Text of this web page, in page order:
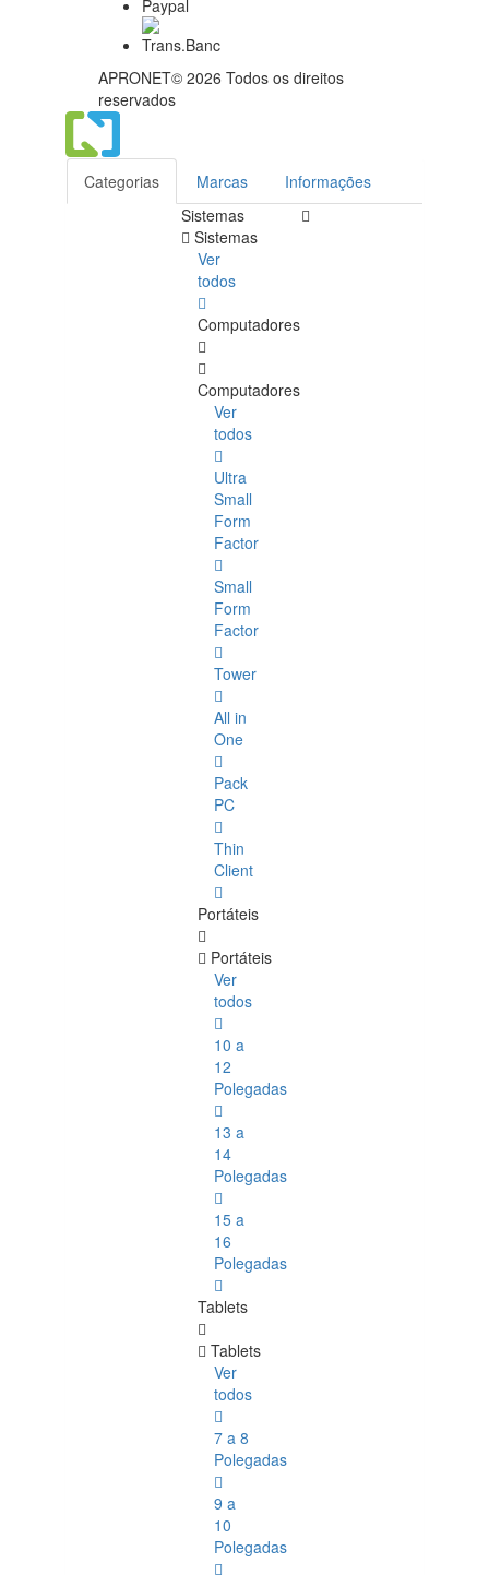
APRONET© 2026 Todos os direitos
reservados
Categorias Marcas
Informações
Sistemas
Sistemas
Ver
todos
Computadores
Computadores
Ver
todos
Ultra
Small
Form
Factor
Small
Form
Factor
Tower
All in
One
Pack
PC
Thin
Client
Portáteis
Portáteis
Ver
todos
10 a
12
Polegadas
13 a
14
Polegadas
15 a
16
Polegadas
Tablets
Tablets
Ver
todos
7 a 8
Polegadas
9 a
10
Polegadas